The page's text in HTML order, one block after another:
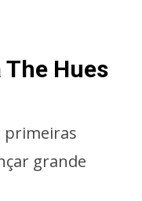
The Hues
primeiras
grande